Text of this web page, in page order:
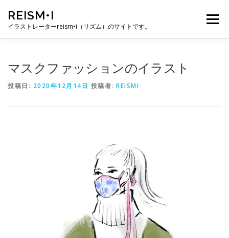
REISM•I
イラストレーターreism•i（リズム）のサイトです。
メニュー
マスクファッションのイラスト
投稿日: 2020年12月14日 投稿者: REISMI